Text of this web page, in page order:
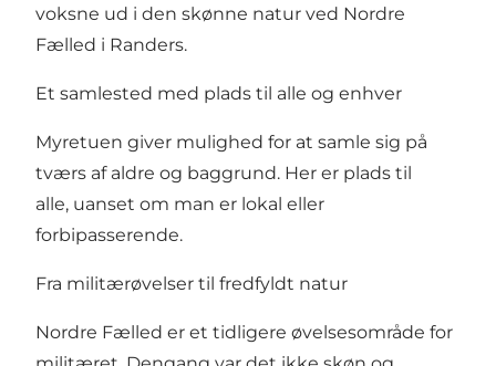
voksne ud i den skønne natur ved Nordre
Fælled i Randers.
Et samlested med plads til alle og enhver
Myretuen giver mulighed for at samle sig på
tværs af aldre og baggrund. Her er plads til
alle, uanset om man er lokal eller
forbipasserende.
Fra militærøvelser til fredfyldt natur
Nordre Fælled er et tidligere øvelsesområde for